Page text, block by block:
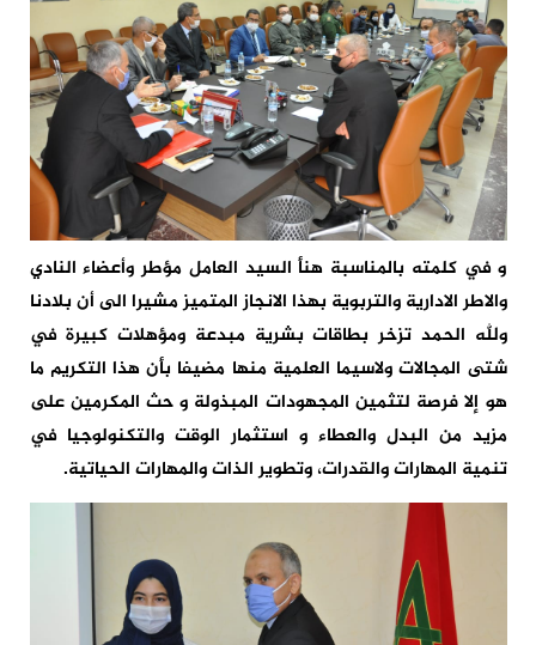
و في كلمته بالمناسبة هنأ السيد العامل مؤطر وأعضاء النادي
والاطر الادارية والتربوية بهذا الانجاز المتميز مشيرا الى أن بلادنا
ولله الحمد تزخر بطاقات بشرية مبدعة ومؤهلات كبيرة في
شتى المجالات ولاسيما العلمية منها مضيفا بأن هذا التكريم ما
هو إلا فرصة لتثمين المجهودات المبذولة و حث المكرمين على
مزيد من البدل والعطاء و استثمار الوقت والتكنولوجيا في
تنمية المهارات والقدرات، وتطوير الذات والمهارات الحياتية.